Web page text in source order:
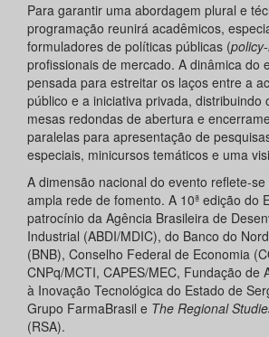
Para garantir uma abordagem plural e
programação reunirá acadêmicos,
formuladores de políticas públicas (
profissionais de mercado. A dinâmica do
pensada para estreitar os laços entre a
público e a iniciativa privada, distribuindo
mesas redondas de abertura e
paralelas para apresentação de
especiais, minicursos temáticos e uma
A dimensão nacional do evento reflete-
ampla rede de fomento. A 10ª edição do
patrocínio da Agência Brasileira de
Industrial (ABDI/MDIC), do Banco do
(BNB), Conselho Federal de Economia
CNPq/MCTI, CAPES/MEC, Fundação de
à Inovação Tecnológica do Estado de
Grupo FarmaBrasil e The Regional
(RSA).